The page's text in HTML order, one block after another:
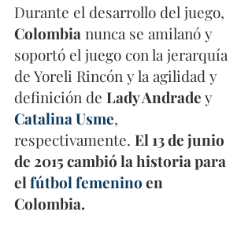
Durante el desarrollo del juego,
Colombia nunca se amilanó y
soportó el juego con la jerarquía
de Yoreli Rincón y la agilidad y
definición de Lady Andrade y
Catalina Usme,
respectivamente. El 13 de junio
de 2015 cambió la historia para
el fútbol femenino en
Colombia.